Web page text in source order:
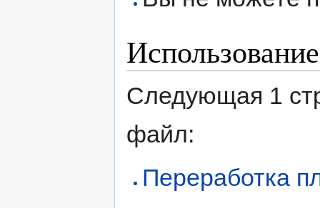
Следующая 1
файл:
Переработка